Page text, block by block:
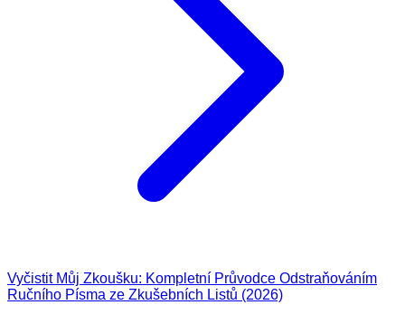
Vyčistit Můj Zkoušku: Kompletní Průvodce Odstraňováním
Ručního Písma ze Zkušebních Listů (2026)